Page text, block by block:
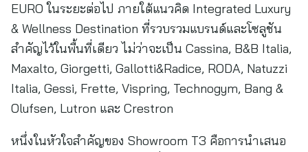
EURO ในระยะต่อไป ภายใต้แนวคิด Integrated Luxury
& Wellness Destination ที่รวบรวมแบรนด์และโซลูชัน
สำคัญไว้ในพื้นที่เดียว ไม่ว่าจะเป็น Cassina, B&B Italia,
Maxalto, Giorgetti, Gallotti&Radice, RODA, Natuzzi
Italia, Gessi, Frette, Vispring, Technogym, Bang &
Olufsen, Lutron และ Crestron
หนึ่งในหัวใจสำคัญของ Showroom T3 คือการนำเสนอ